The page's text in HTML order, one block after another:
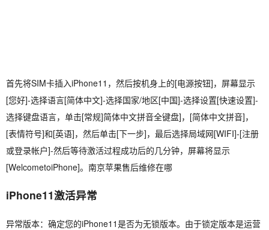
首先将SIM卡插入iPhone11，然后按机身上的[电源按钮]，屏幕显示
[您好]-选择语言[简体中文]-选择国家/地区[中国]-选择设置[快速设置]-
选择键盘语言，单击[常规]简体中文拼音全键盘]，[简体中文拼音]，
[表情符号]和[英语]，然后单击[下一步]，最后选择局域网[WIFI]-[注册
或登录帐户]-然后等待激活过程成功后的几分钟，屏幕将显示
[WelcometoiPhone]。南京苹果售后维修在哪
iPhone11激活异常
异常版本：确定您的iPhone11是否为无锁版本。由于锁定版本是运营